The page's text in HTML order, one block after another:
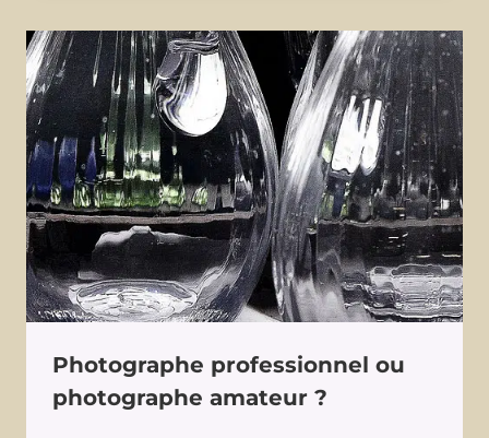
Photographe professionnel ou
photographe amateur ?